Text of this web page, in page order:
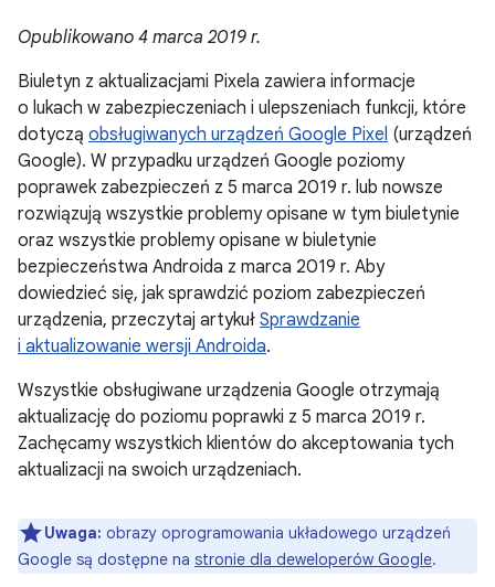
Opublikowano 4 marca 2019 r.
Biuletyn z aktualizacjami Pixela zawiera informacje
o lukach w zabezpieczeniach i ulepszeniach funkcji, które
dotyczą obsługiwanych urządzeń Google Pixel (urządzeń
Google). W przypadku urządzeń Google poziomy
poprawek zabezpieczeń z 5 marca 2019 r. lub nowsze
rozwiązują wszystkie problemy opisane w tym biuletynie
oraz wszystkie problemy opisane w biuletynie
bezpieczeństwa Androida z marca 2019 r. Aby
dowiedzieć się, jak sprawdzić poziom zabezpieczeń
urządzenia, przeczytaj artykuł Sprawdzanie
i aktualizowanie wersji Androida.
Wszystkie obsługiwane urządzenia Google otrzymają
aktualizację do poziomu poprawki z 5 marca 2019 r.
Zachęcamy wszystkich klientów do akceptowania tych
aktualizacji na swoich urządzeniach.
Uwaga: obrazy oprogramowania układowego urządzeń
Google są dostępne na stronie dla deweloperów Google.